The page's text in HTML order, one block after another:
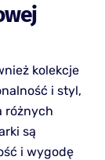
kolekcje
i styl,
różnych
są
i wygodę